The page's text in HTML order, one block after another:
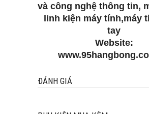
và công nghệ thông tin,
linh kiện máy tính,máy
tay
Website:
ĐÁNH GIÁ